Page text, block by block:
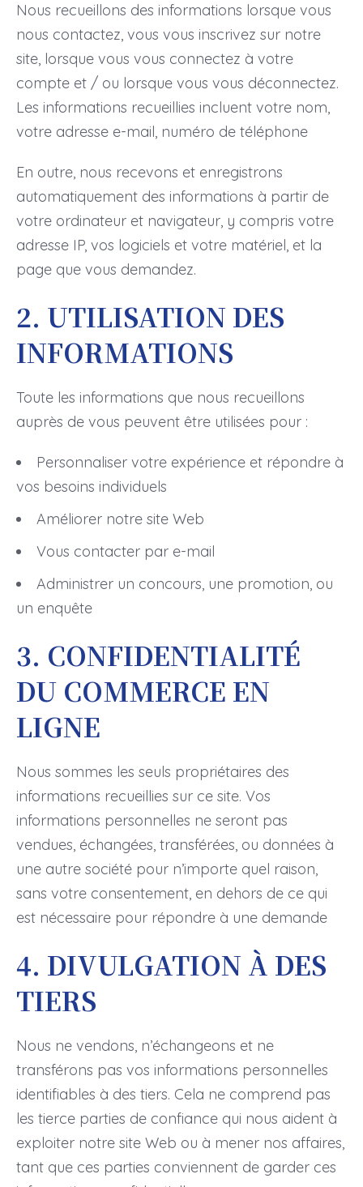
Nous recueillons des informations lorsque vous
nous contactez, vous vous inscrivez sur notre
site, lorsque vous vous connectez à votre
compte et / ou lorsque vous vous déconnectez.
Les informations recueillies incluent votre nom,
votre adresse e-mail, numéro de téléphone
En outre, nous recevons et enregistrons
automatiquement des informations à partir de
votre ordinateur et navigateur, y compris votre
adresse IP, vos logiciels et votre matériel, et la
page que vous demandez.
2. UTILISATION DES
INFORMATIONS
Toute les informations que nous recueillons
auprès de vous peuvent être utilisées pour :
Personnaliser votre expérience et répondre à
vos besoins individuels
Améliorer notre site Web
Vous contacter par e-mail
Administrer un concours, une promotion, ou
un enquête
3. CONFIDENTIALITÉ
DU COMMERCE EN
LIGNE
Nous sommes les seuls propriétaires des
informations recueillies sur ce site. Vos
informations personnelles ne seront pas
vendues, échangées, transférées, ou données à
une autre société pour n’importe quel raison,
sans votre consentement, en dehors de ce qui
est nécessaire pour répondre à une demande
4. DIVULGATION À DES
TIERS
Nous ne vendons, n’échangeons et ne
transférons pas vos informations personnelles
identifiables à des tiers. Cela ne comprend pas
les tierce parties de confiance qui nous aident à
exploiter notre site Web ou à mener nos affaires,
tant que ces parties conviennent de garder ces